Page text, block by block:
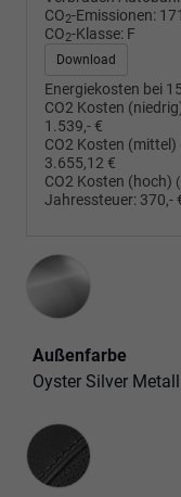
CO2-Emissionen:
CO2-Klasse: F
Download
Energiekosten bei
CO2 Kosten
1.539,- €
CO2 Kosten (mittel)
3.655,12 €
CO2 Kosten (hoch)
Jahressteuer: 370,-
Außenfarbe
Oyster Silver
Innenausstattung